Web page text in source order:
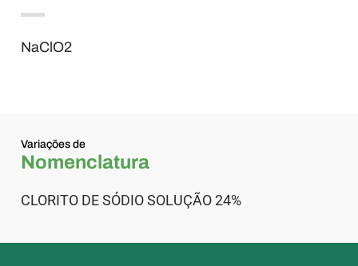
NaClO2
Variações de
Nomenclatura
CLORITO DE SÓDIO SOLUÇÃO 24%